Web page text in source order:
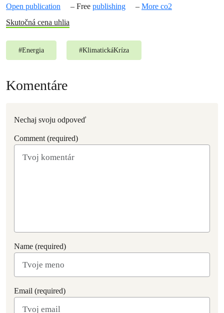
Open publication – Free publishing – More co2
Skutočná cena uhlia
#Energia #KlimatickáKríza
Komentáre
Nechaj svoju odpoveď
Comment (required)
Name (required)
Email (required)